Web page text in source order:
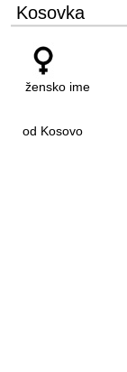
Kosovka
žensko ime
od Kosovo